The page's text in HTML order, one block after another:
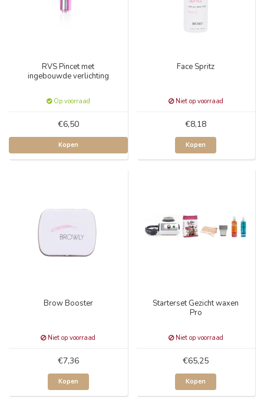
RVS Pincet met
ingebouwde verlichting
Op voorraad
€6,50
Kopen
Face Spritz
Niet op voorraad
€8,18
Kopen
Brow Booster
Niet op voorraad
€7,36
Kopen
Starterset Gezicht waxen
Pro
Niet op voorraad
€65,25
Kopen